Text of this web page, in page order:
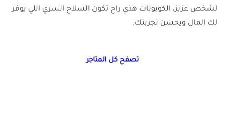
لشخص عزيز، الكوبونات هذي راح تكون السلاح السري اللي يوفر
لك المال ويحسن تجربتك.
تصفح كل المتاجر